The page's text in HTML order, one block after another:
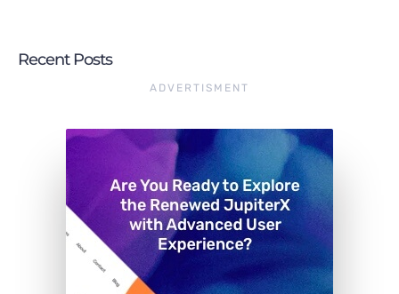
Recent Posts
ADVERTISMENT